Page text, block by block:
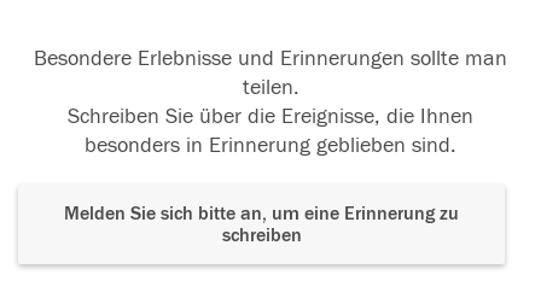
Besondere Erlebnisse und Erinnerungen sollte man
teilen.
Schreiben Sie über die Ereignisse, die Ihnen
besonders in Erinnerung geblieben sind.
Melden Sie sich bitte an, um eine Erinnerung zu
schreiben